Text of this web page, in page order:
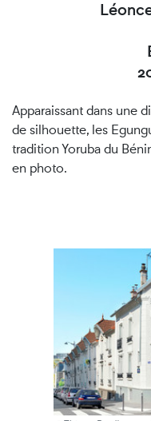
Apparaissant dans une
de silhouette, les
tradition Yoruba du
en photo.